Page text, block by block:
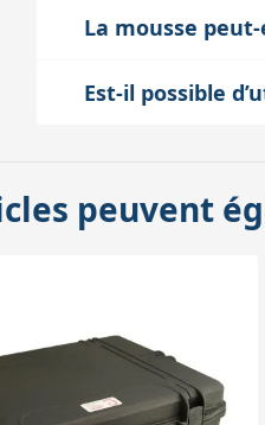
possédez plusieurs
la valise sans
La mousse
l’humidité. La
Est-il possible
ne pas offrir un
peuvent